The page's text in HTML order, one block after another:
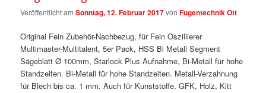
Veröffentlicht amSonntag, 12. Februar 2017vonFugentechnik Ott
Original Fein Zubehör-Nachbezug, für Fein Oszillierer
Multimaster-Multitalent, 5er Pack, HSS Bi Metall Segment
Sägeblatt Ø 100mm, Starlock Plus Aufnahme, Bi-Metall für hohe
Standzeiten. Bi-Metall für hohe Standzeiten. Metall-Verzahnung
für Blech bis ca. 1 mm. Auch für Kunststoffe, GFK, Holz, Kitt